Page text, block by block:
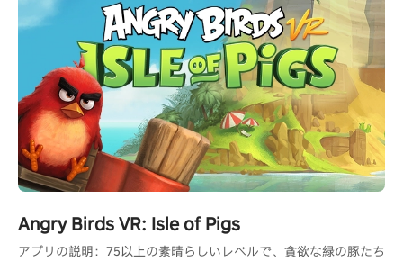
Angry Birds VR: Isle of Pigs
アプリの説明：75以上の素晴らしいレベルで、貪欲な緑の豚たち